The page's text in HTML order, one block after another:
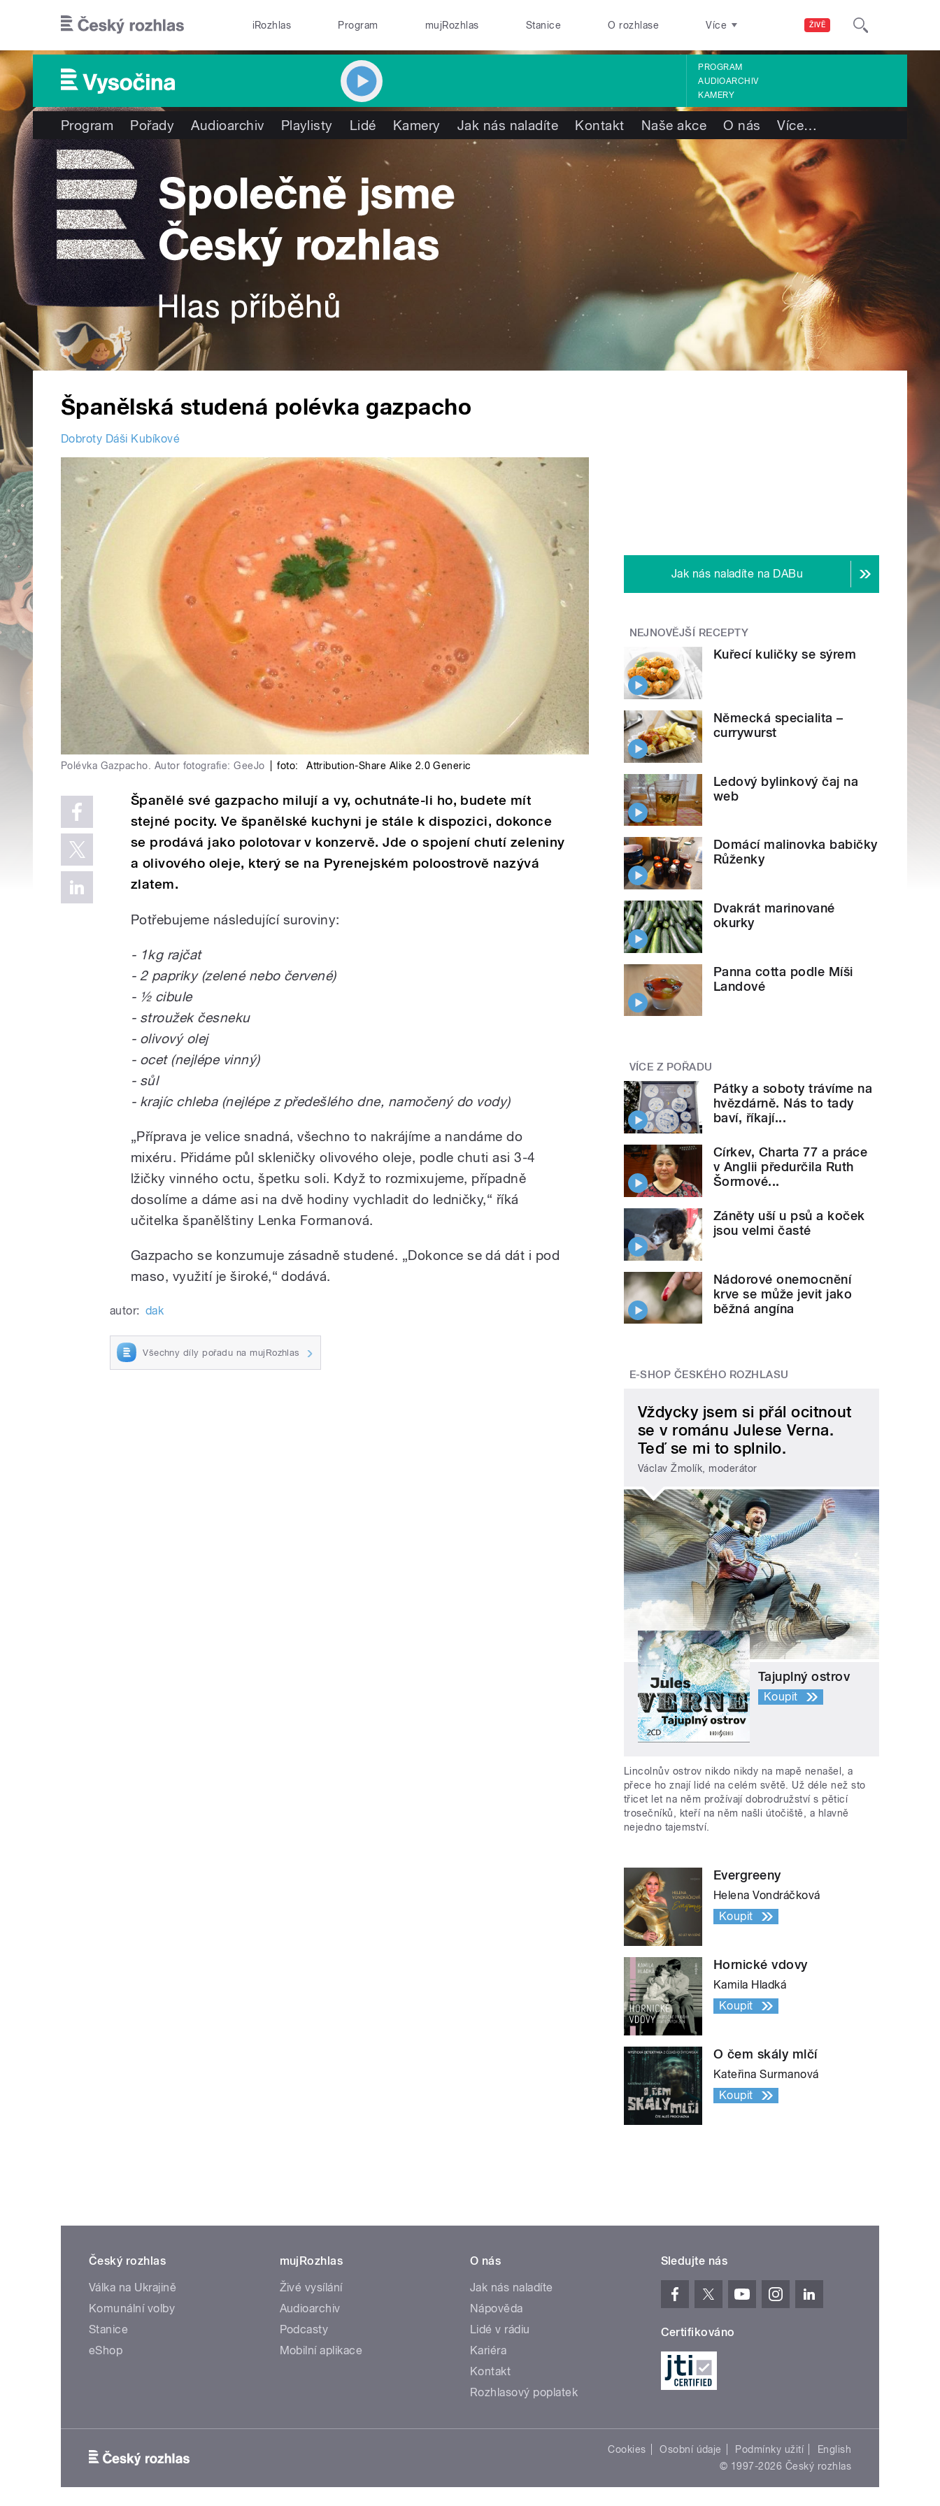
ŽIVĚ
iRozhlas Program mujRozhlas Stanice O rozhlase Více
PROGRAM
AUDIOARCHIV
KAMERY
Program Pořady Audioarchiv Playlisty Lidé Kamery Jak nás naladíte Kontakt Naše akce O nás Více…
Španělská studená polévka gazpacho
Dobroty Dáši Kubíkové
Polévka Gazpacho. Autor fotografie: GeeJo foto: Attribution-Share Alike 2.0 Generic
Španělé své gazpacho milují a vy, ochutnáte-li ho, budete mít
stejné pocity. Ve španělské kuchyni je stále k dispozici, dokonce
se prodává jako polotovar v konzervě. Jde o spojení chutí zeleniny
a olivového oleje, který se na Pyrenejském poloostrově nazývá
zlatem.
Potřebujeme následující suroviny:
- 1kg rajčat
- 2 papriky (zelené nebo červené)
- ½ cibule
- stroužek česneku
- olivový olej
- ocet (nejlépe vinný)
- sůl
- krajíc chleba (nejlépe z předešlého dne, namočený do vody)
„Příprava je velice snadná, všechno to nakrájíme a nandáme do
mixéru. Přidáme půl skleničky olivového oleje, podle chuti asi 3-4
lžičky vinného octu, špetku soli. Když to rozmixujeme, případně
dosolíme a dáme asi na dvě hodiny vychladit do ledničky,“ říká
učitelka španělštiny Lenka Formanová.
Gazpacho se konzumuje zásadně studené. „Dokonce se dá dát i pod
maso, využití je široké,“ dodává.
autor: dak
Všechny díly pořadu na mujRozhlas
Jak nás naladíte na DABu
NEJNOVĚJŠÍ RECEPTY
Kuřecí kuličky se sýrem
Německá specialita –
currywurst
Ledový bylinkový čaj na
web
Domácí malinovka babičky
Růženky
Dvakrát marinované
okurky
Panna cotta podle Míši
Landové
VÍCE Z POŘADU
Pátky a soboty trávíme na
hvězdárně. Nás to tady
baví, říkají...
Církev, Charta 77 a práce
v Anglii předurčila Ruth
Šormové...
Záněty uší u psů a koček
jsou velmi časté
Nádorové onemocnění
krve se může jevit jako
běžná angína
E-SHOP ČESKÉHO ROZHLASU
Vždycky jsem si přál ocitnout
se v románu Julese Verna.
Teď se mi to splnilo.
Václav Žmolík, moderátor
Tajuplný ostrov
Koupit
Lincolnův ostrov nikdo nikdy na mapě nenašel, a
přece ho znají lidé na celém světě. Už déle než sto
třicet let na něm prožívají dobrodružství s pěticí
trosečníků, kteří na něm našli útočiště, a hlavně
nejedno tajemství.
Evergreeny
Helena Vondráčková
Koupit
Hornické vdovy
Kamila Hladká
Koupit
O čem skály mlčí
Kateřina Surmanová
Koupit
Český rozhlas
Válka na Ukrajině
Komunální volby
Stanice
eShop
mujRozhlas
Živé vysílání
Audioarchiv
Podcasty
Mobilní aplikace
O nás
Jak nás naladíte
Nápověda
Lidé v rádiu
Kariéra
Kontakt
Rozhlasový poplatek
Sledujte nás
Certifikováno
Cookies Osobní údaje Podmínky užití
English
© 1997-2026 Český rozhlas